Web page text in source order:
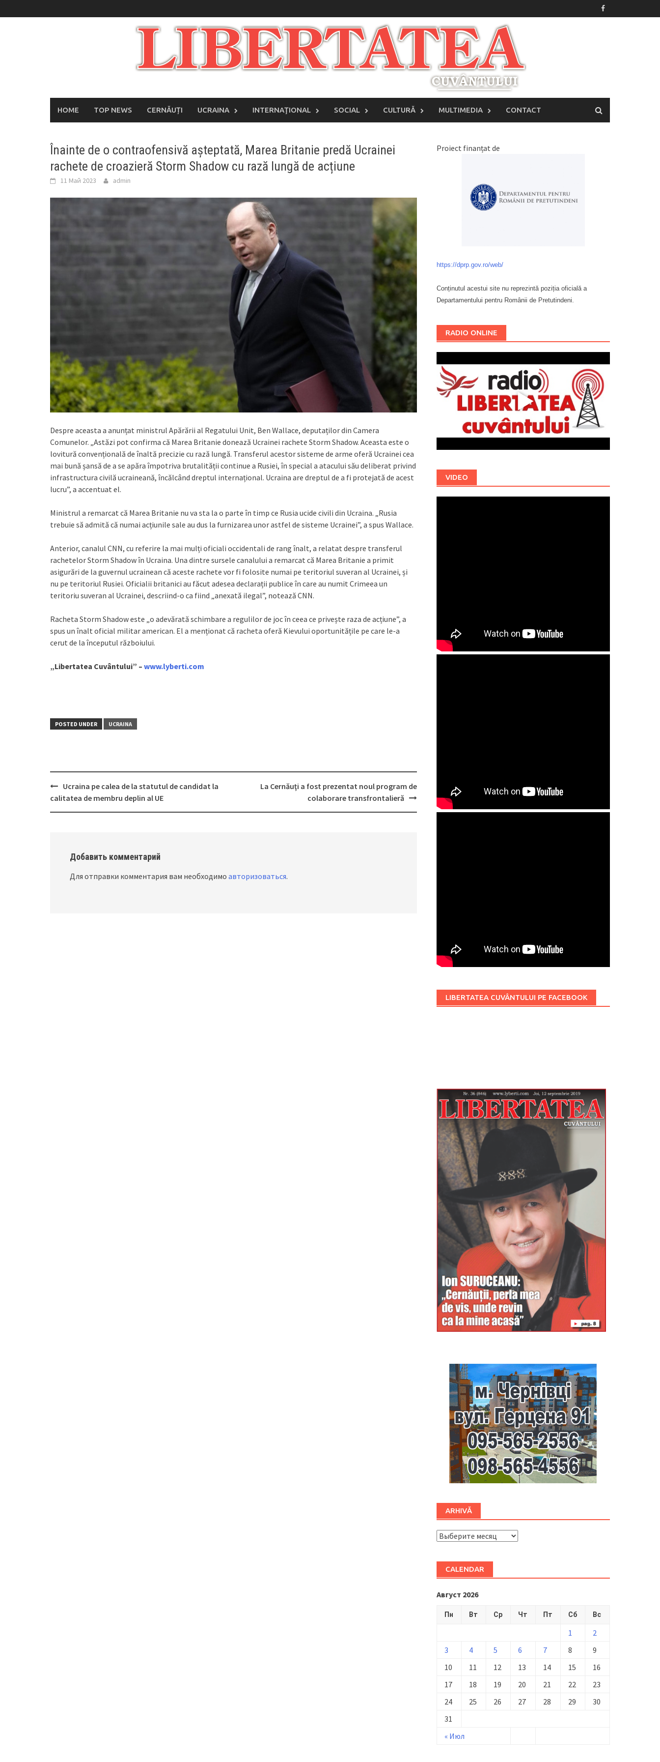
to
HOME TOP NEWS CERNĂUȚI UCRAINA INTERNAŢIONAL SOCIAL CULTURĂ MULTIMEDIA CONTACT
Înainte de o contraofensivă așteptată, Marea Britanie predă Ucrainei
rachete de croazieră Storm Shadow cu rază lungă de acțiune
11 Май 2023 admin
Despre aceasta a anunțat ministrul Apărării al Regatului Unit, Ben Wallace, deputaților din Camera
Comunelor. „Astăzi pot confirma că Marea Britanie donează Ucrainei rachete Storm Shadow. Aceasta este o
lovitură convențională de înaltă precizie cu rază lungă. Transferul acestor sisteme de arme oferă Ucrainei cea
mai bună șansă de a se apăra împotriva brutalității continue a Rusiei, în special a atacului său deliberat privind
infrastructura civilă ucraineană, încălcând dreptul internațional. Ucraina are dreptul de a fi protejată de acest
lucru”, a accentuat el.
Ministrul a remarcat că Marea Britanie nu va sta la o parte în timp ce Rusia ucide civili din Ucraina. „Rusia
trebuie să admită că numai acțiunile sale au dus la furnizarea unor astfel de sisteme Ucrainei”, a spus Wallace.
Anterior, canalul CNN, cu referire la mai mulți oficiali occidentali de rang înalt, a relatat despre transferul
rachetelor Storm Shadow în Ucraina. Una dintre sursele canalului a remarcat că Marea Britanie a primit
asigurări de la guvernul ucrainean că aceste rachete vor fi folosite numai pe teritoriul suveran al Ucrainei, și
nu pe teritoriul Rusiei. Oficialii britanici au făcut adesea declarații publice în care au numit Crimeea un
teritoriu suveran al Ucrainei, descriind-o ca fiind „anexată ilegal”, notează CNN.
Racheta Storm Shadow este „o adevărată schimbare a regulilor de joc în ceea ce privește raza de acțiune”, a
spus un înalt oficial militar american. El a menționat că racheta oferă Kievului oportunitățile pe care le-a
cerut de la începutul războiului.
„Libertatea Cuvântului” – www.lyberti.com
POSTED UNDER UCRAINA
Post
navigation
Ucraina pe calea de la statutul de candidat la
calitatea de membru deplin al UE
La Cernăuţi a fost prezentat noul program de
colaborare transfrontalieră
Добавить комментарий
Для отправки комментария вам необходимо авторизоваться.
Proiect finanțat de
https://dprp.gov.ro/web/
Conținutul acestui site nu reprezintă poziția oficială a
Departamentului pentru Românii de Pretutindeni.
RADIO ONLINE
VIDEO
LIBERTATEA CUVÂNTULUI PE FACEBOOK
ARHIVĂ
ARHIVĂ
CALENDAR
Август 2026
Пн Вт Ср Чт Пт Сб Вс
« Июл
1
2
3
4 5 6 7 8
9
10
11 12 13 14 15
16
17
18 19 20 21 22
23
24
25 26 27 28 29
30
31